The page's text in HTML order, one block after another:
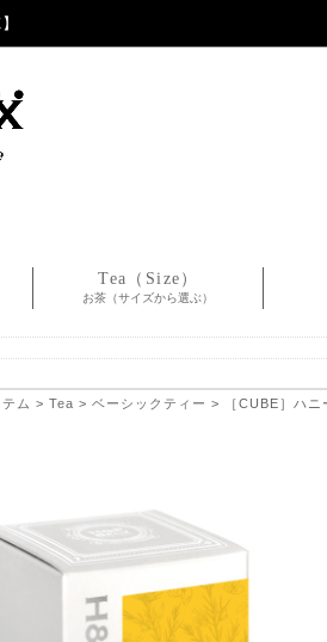
Tea（Size）
お茶（サイズから選ぶ）
ム > Tea > ベーシックティー > ［CUBE］ハニ